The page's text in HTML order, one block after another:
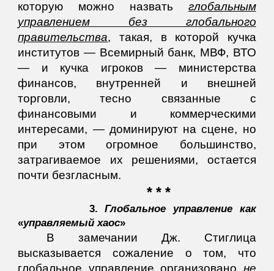
которую можно назвать глобальным
управлением без глобального
правительства, такая, в которой кучка
институтов ― Всемирный банк, МВФ, ВТО
― и кучка игроков ― министерства
финансов, внутренней и внешней
торговли, тесно связанные с
финансовыми и коммерческими
интересами, ― доминируют на сцене, но
при этом огромное большинство,
затрагиваемое их решениями, остается
почти безгласным.
* * *
3.Глобальное управление как
«управляемый хаос»
В замечании Дж. Стиглица
высказывается сожаление о том, что
глобальное управление организовано не